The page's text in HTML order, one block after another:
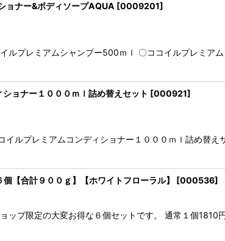
ョナー&ボディソープAQUA [0009201]
ルプレミアムシャンプー500ｍｌ 〇ココイルプレミア
ョナー１０００ｍｌ詰め替えセット [000921]
ルプレミアムコンディショナー１０００ｍｌ詰め替
【合計９００ｇ】【ホワイトフローラル】 [000536]
ップ限定の大変お得な６個セットです。 通常１個